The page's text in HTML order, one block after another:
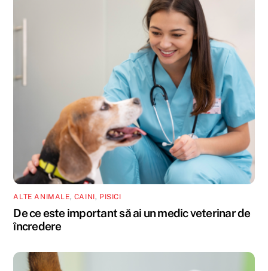
ALTE ANIMALE, CAINI, PISICI
De ce este important să ai un medic veterinar de
încredere